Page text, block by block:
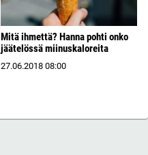
Mitä ihmettä? Hanna pohti onko
jäätelössä miinuskaloreita
27.06.2018 08:00